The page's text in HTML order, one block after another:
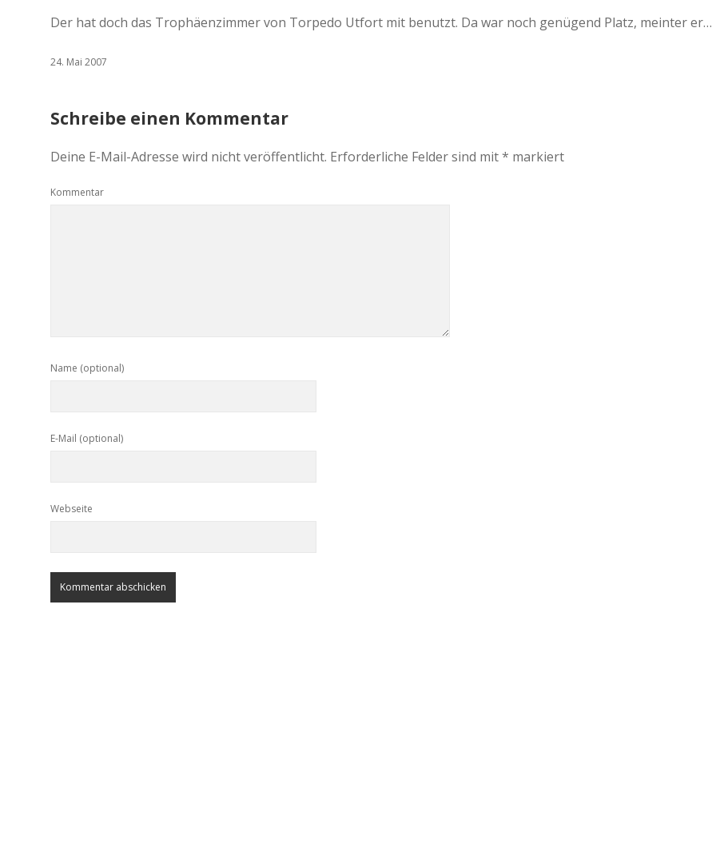
Der hat doch das Trophäenzimmer von Torpedo Utfort mit benutzt. Da war noch genügend Platz, meinter er…
24. Mai 2007
Schreibe einen Kommentar
Deine E-Mail-Adresse wird nicht veröffentlicht. Erforderliche Felder sind mit* markiert
Kommentar
Name (optional)
E-Mail (optional)
Webseite